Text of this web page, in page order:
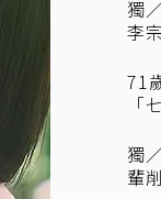
獨
李
71
「
獨
輩